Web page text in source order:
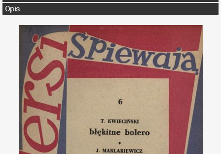
Opis